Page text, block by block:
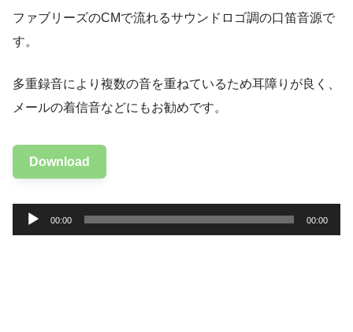
ファブリーズのCMで流れるサウンドロゴ調の口笛音源で
す。
多重録音により複数の音を重ねているため耳障りが良く、
メールの着信音などにもお勧めです。
Download
声
00:00 00:00